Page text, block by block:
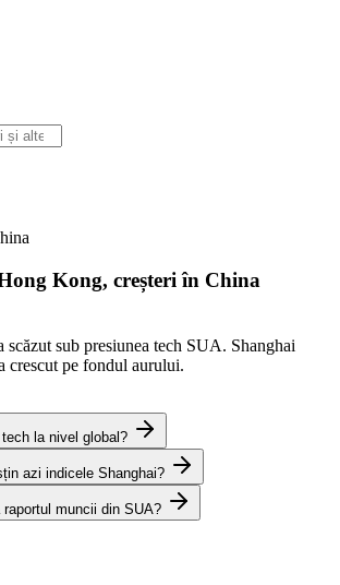
Kong, creșteri în China
scăzut sub presiunea tech SUA. Shanghai
crescut pe fondul aurului.
la nivel global?
azi indicele Shanghai?
muncii din SUA?